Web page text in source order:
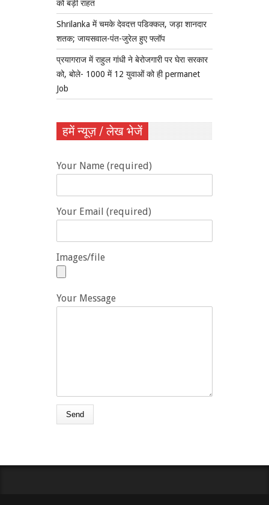
को बड़ी राहत
Shrilanka में चमके देवदत्त पडिक्कल, जड़ा शानदार
शतक; जायसवाल-पंत-जुरेल हुए फ्लॉप
प्रयागराज में राहुल गांधी ने बेरोजगारी पर घेरा सरकार
को, बोले- 1000 में 12 युवाओं को ही permanet
Job
हमें न्यूज़ / लेख भेजें
Your Name (required)
Your Email (required)
Images/file
Your Message